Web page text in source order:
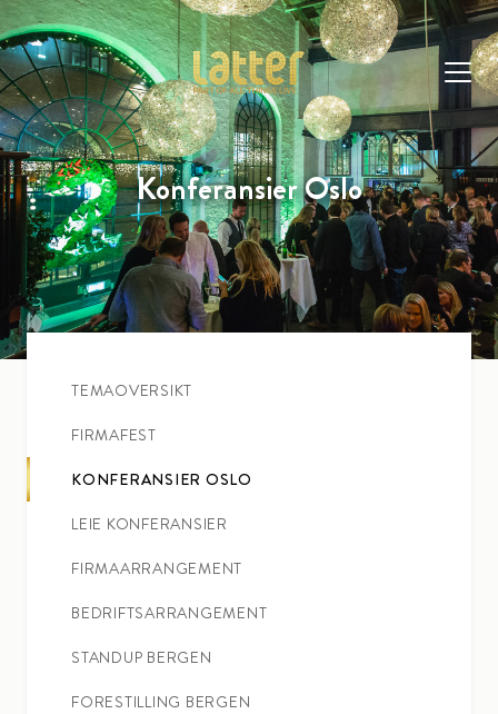
Konferansier Oslo
TEMAOVERSIKT
FIRMAFEST
KONFERANSIER OSLO
LEIE KONFERANSIER
FIRMAARRANGEMENT
BEDRIFTSARRANGEMENT
STANDUP BERGEN
FORESTILLING BERGEN